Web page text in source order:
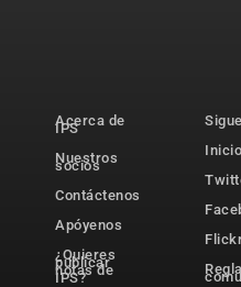
Acerca de
IPS
Nuestros
socios
Contáctenos
Apóyenos
¿Quieres
publicar
notas de
IPS?
Inicio